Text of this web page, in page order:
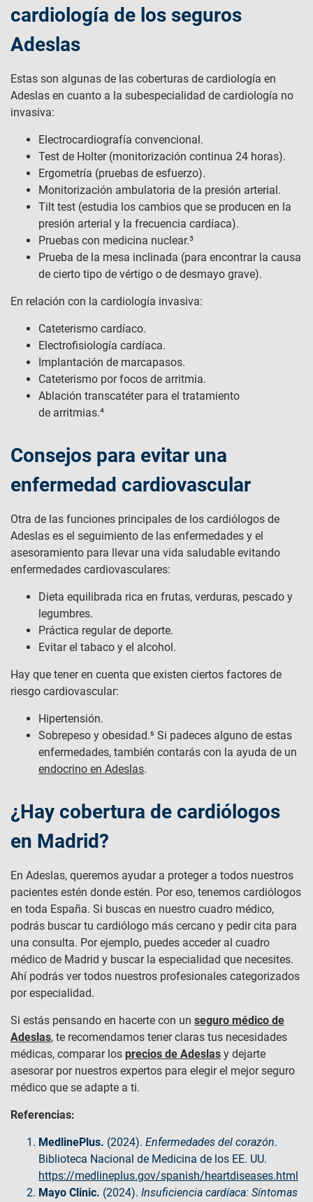
cardiología de los seguros
Adeslas
Estas son algunas de las coberturas de cardiología en
Adeslas en cuanto a la subespecialidad de cardiología no
invasiva:
Electrocardiografía convencional.
Test de Holter (monitorización continua 24 horas).
Ergometría (pruebas de esfuerzo).
Monitorización ambulatoria de la presión arterial.
Tilt test (estudia los cambios que se producen en la
presión arterial y la frecuencia cardíaca).
Pruebas con medicina nuclear.³
Prueba de la mesa inclinada (para encontrar la causa
de cierto tipo de vértigo o de desmayo grave).
En relación con la cardiología invasiva:
Cateterismo cardíaco.
Electrofisiología cardíaca.
Implantación de marcapasos.
Cateterismo por focos de arritmia.
Ablación transcatéter para el tratamiento
de arritmias.⁴
Consejos para evitar una
enfermedad cardiovascular
Otra de las funciones principales de los cardiólogos de
Adeslas es el seguimiento de las enfermedades y el
asesoramiento para llevar una vida saludable evitando
enfermedades cardiovasculares:
Dieta equilibrada rica en frutas, verduras, pescado y
legumbres.
Práctica regular de deporte.
Evitar el tabaco y el alcohol.
Hay que tener en cuenta que existen ciertos factores de
riesgo cardiovascular:
Hipertensión.
Sobrepeso y obesidad.⁵ Si padeces alguno de estas
enfermedades, también contarás con la ayuda de un
endocrino en Adeslas.
¿Hay cobertura de cardiólogos
en Madrid?
En Adeslas, queremos ayudar a proteger a todos nuestros
pacientes estén donde estén. Por eso, tenemos cardiólogos
en toda España. Si buscas en nuestro cuadro médico,
podrás buscar tu cardiólogo más cercano y pedir cita para
una consulta. Por ejemplo, puedes acceder al cuadro
médico de Madrid y buscar la especialidad que necesites.
Ahí podrás ver todos nuestros profesionales categorizados
por especialidad.
Si estás pensando en hacerte con un seguro médico de
Adeslas, te recomendamos tener claras tus necesidades
médicas, comparar los precios de Adeslas y dejarte
asesorar por nuestros expertos para elegir el mejor seguro
médico que se adapte a ti.
Referencias:
MedlinePlus. (2024). Enfermedades del corazón.
Biblioteca Nacional de Medicina de los EE. UU.
https://medlineplus.gov/spanish/heartdiseases.html
Mayo Clinic. (2024). Insuficiencia cardíaca: Síntomas